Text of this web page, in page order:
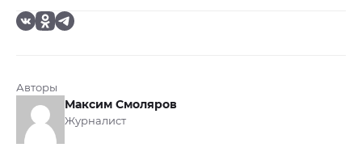
Авторы
Максим Смоляров
Журналист